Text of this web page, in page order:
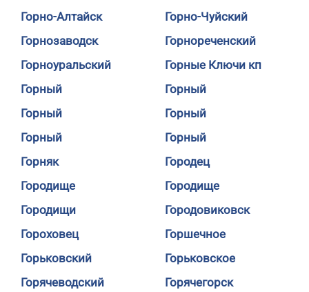
Горно-Алтайск
Горно-Чуйский
Горнозаводск
Горнореченский
Горноуральский
Горные Ключи кп
Горный
Горный
Горный
Горный
Горный
Горный
Горняк
Городец
Городище
Городище
Городищи
Городовиковск
Гороховец
Горшечное
Горьковский
Горьковское
Горячеводский
Горячегорск